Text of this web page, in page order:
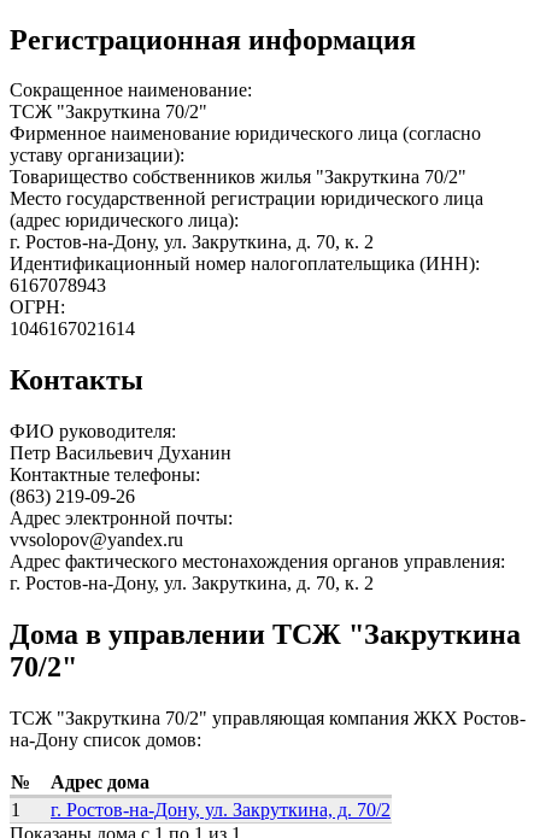
Регистрационная информация
Сокращенное наименование:
ТСЖ "Закруткина 70/2"
Фирменное наименование юридического лица (согласно
уставу организации):
Товарищество собственников жилья "Закруткина 70/2"
Место государственной регистрации юридического лица
(адрес юридического лица):
г. Ростов-на-Дону, ул. Закруткина, д. 70, к. 2
Идентификационный номер налогоплательщика (ИНН):
6167078943
ОГРН:
1046167021614
Контакты
ФИО руководителя:
Петр Васильевич Духанин
Контактные телефоны:
(863) 219-09-26
Адрес электронной почты:
vvsolopov@yandex.ru
Адрес фактического местонахождения органов управления:
г. Ростов-на-Дону, ул. Закруткина, д. 70, к. 2
Дома в управлении ТСЖ "Закруткина
70/2"
ТСЖ "Закруткина 70/2" управляющая компания ЖКХ Ростов-
на-Дону список домов:
№
Адрес дома
1
г. Ростов-на-Дону, ул. Закруткина, д. 70/2
Показаны дома с 1 по 1 из 1